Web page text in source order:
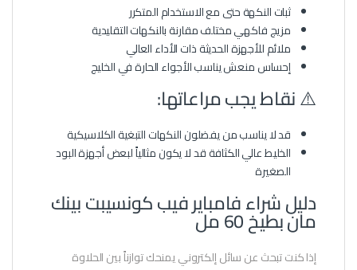
ثبات النكهة حتى مع الاستخدام المتكرر
مزيج فاكهي مختلف مقارنة بالنكهات التقليدية
ملائم للأجهزة الحديثة ذات الأداء العالي
إحساس منعش يناسب الأجواء الحارة في الخليج
⚠️ نقاط يجب مراعاتها:
قد لا يناسب من يفضلون النكهات التبغية الكلاسيكية
الخليط عالي الكثافة قد لا يكون مثالياً لبعض أجهزة البود
الصغيرة
دليل شراء فامباير فيب كونسيبت بينك
مان بطيخ 60 مل
إذا كنت تبحث عن سائل إلكتروني يمنحك توازناً بين الحلاوة